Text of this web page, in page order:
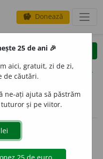
savings Donează
clear
opțiuni
25 de ani 🎉
aici, gratuit, zi de zi,
de căutări.
ne-ați ajuta să păstrăm
și pe viitor.